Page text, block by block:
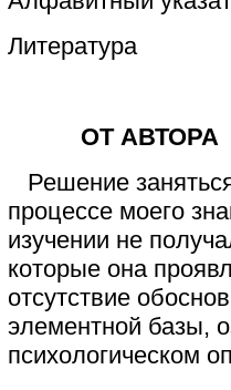
Литература
ОТ АВТОРА
Решение
процессе моего
изучении не
которые она
отсутствие
элементной базы,
психологическом